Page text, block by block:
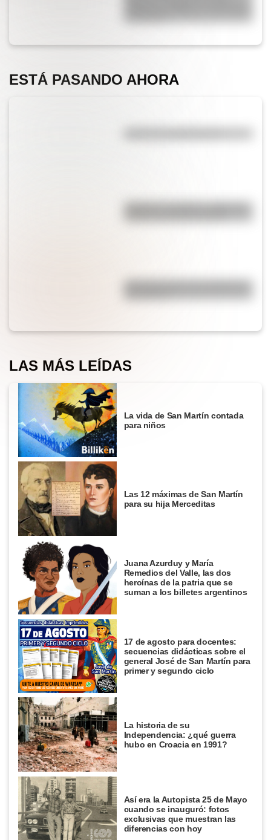
reciclables
ESTÁ PASANDO AHORA
"Quizás" o "quizá": ¿cuál es la
¿Por qué cortar una cebolla nos
LAS MÁS LEÍDAS
La vida de San Martín contada
para niños
Las 12 máximas de San Martín
para su hija Merceditas
Juana Azurduy y María
Remedios del Valle, las dos
heroínas de la patria que se
suman a los billetes argentinos
17 de agosto para docentes:
secuencias didácticas sobre el
general José de San Martín para
primer y segundo ciclo
La historia de su
Independencia: ¿qué guerra
hubo en Croacia en 1991?
Así era la Autopista 25 de Mayo
cuando se inauguró: fotos
exclusivas que muestran las
diferencias con hoy